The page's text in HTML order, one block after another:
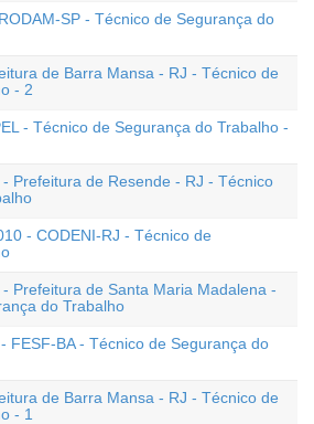
SP - Técnico de Segurança do
de Barra Mansa - RJ - Técnico de
- 2
- Técnico de Segurança do Trabalho -
Prefeitura de Resende - RJ - Técnico
- CODENI-RJ - Técnico de
Prefeitura de Santa Maria Madalena -
do Trabalho
FESF-BA - Técnico de Segurança do
de Barra Mansa - RJ - Técnico de
- 1